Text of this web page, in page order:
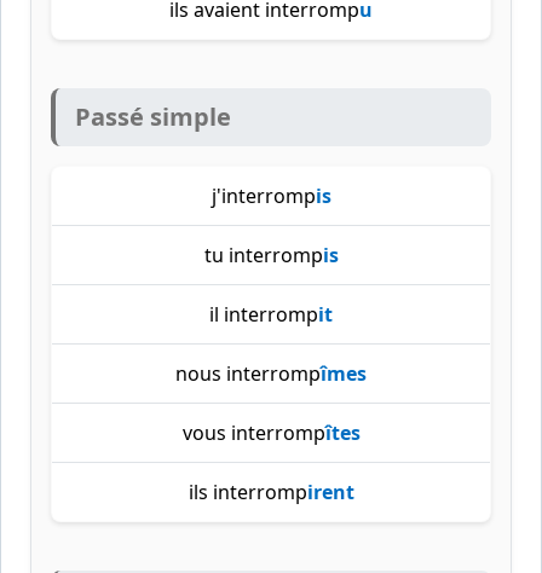
ils avaient interrompu
Passé simple
j'interrompis
tu interrompis
il interrompit
nous interrompîmes
vous interrompîtes
ils interrompirent